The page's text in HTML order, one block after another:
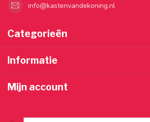
info@kastenvandekoning.nl
Categorieën
Informatie
Mijn account